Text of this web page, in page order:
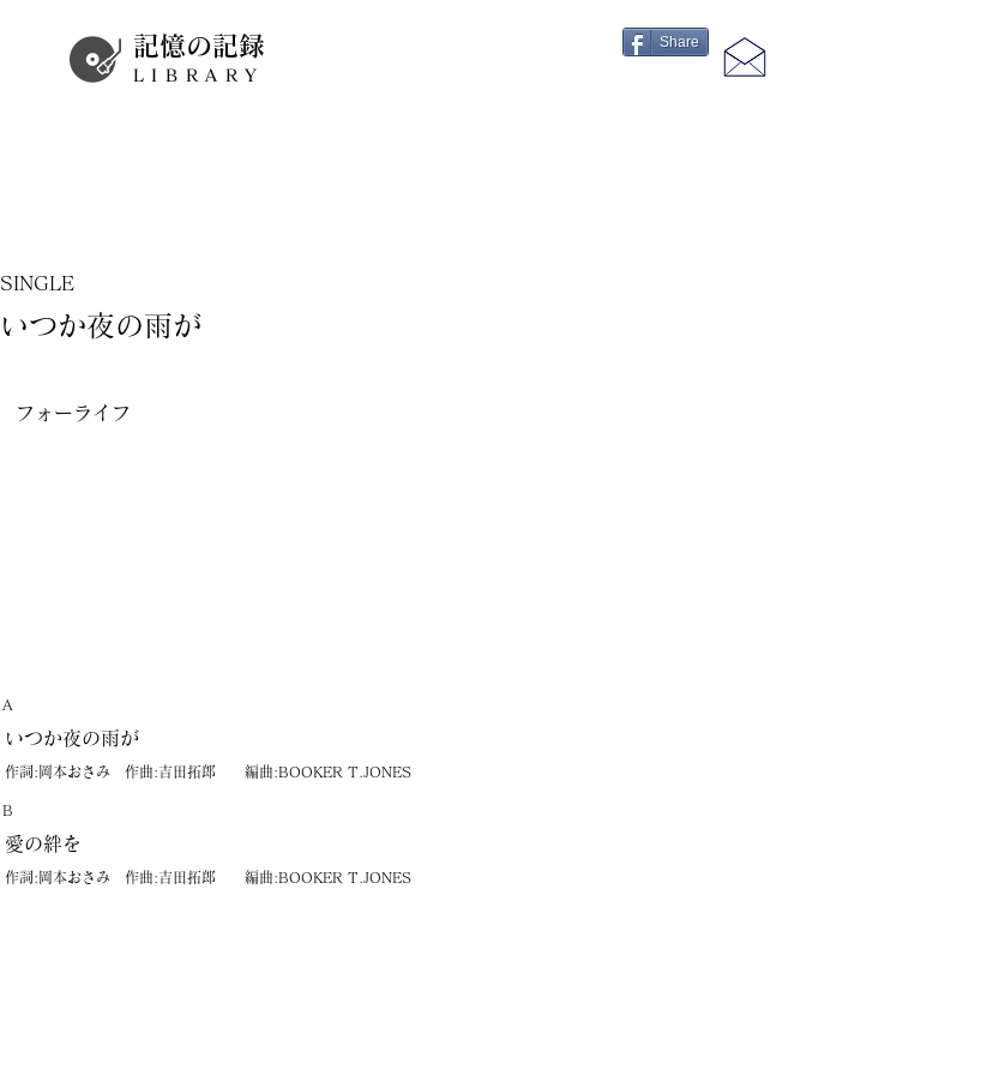
記憶の記録
LIBRARY
Share
SINGLE
いつか夜の雨が
フォーライフ
A
いつか夜の雨が
作詞:岡本おさみ 作曲:吉田拓郎 編曲:BOOKER T.JONES
B
愛の絆を
作詞:岡本おさみ 作曲:吉田拓郎 編曲:BOOKER T.JONES